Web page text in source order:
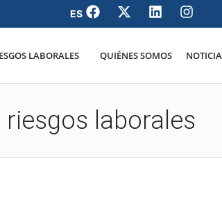
LABORALES QUIÉNES SOMOS
laborales